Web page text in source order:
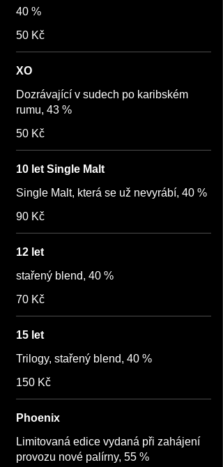
40 %
50 Kč
XO
Dozrávající v sudech po karibském
rumu, 43 %
50 Kč
10 let Single Malt
Single Malt, která se už nevyrábí, 40 %
90 Kč
12 let
stařený blend, 40 %
70 Kč
15 let
Trilogy, stařený blend, 40 %
150 Kč
Phoenix
Limitovaná edice vydaná při zahájení
provozu nové palírny, 55 %